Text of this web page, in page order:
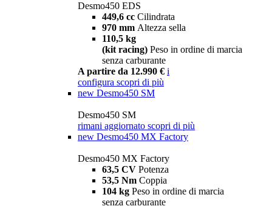
Desmo450 EDS
449,6 cc Cilindrata
970 mm Altezza sella
110,5 kg
(kit racing) Peso in ordine di marcia
senza carburante
A partire da 12.990 € i
configura scopri di più
new Desmo450 SM
Desmo450 SM
rimani aggiornato scopri di più
new Desmo450 MX Factory
Desmo450 MX Factory
63,5 CV Potenza
53,5 Nm Coppia
104 kg Peso in ordine di marcia
senza carburante